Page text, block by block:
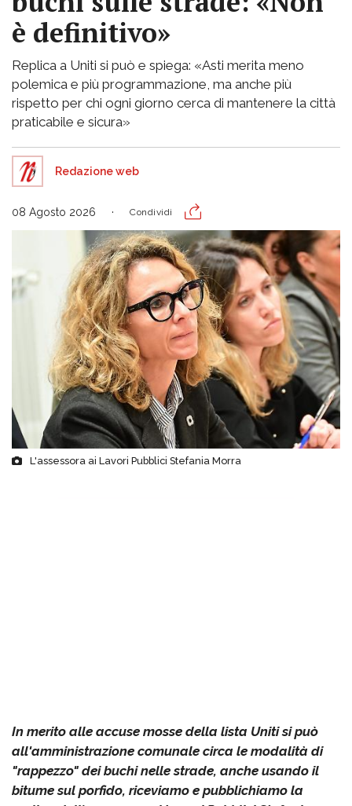
è definitivo»
Replica a Uniti si può e spiega: «Asti merita meno
polemica e più programmazione, ma anche più
rispetto per chi ogni giorno cerca di mantenere la città
praticabile e sicura»
Redazione web
08 Agosto 2026 Condividi
L'assessora ai Lavori Pubblici Stefania Morra
In merito alle accuse mosse della lista Uniti si può
all'amministrazione comunale circa le modalità di
"rappezzo" dei buchi nelle strade, anche usando il
bitume sul porfido, riceviamo e pubblichiamo la